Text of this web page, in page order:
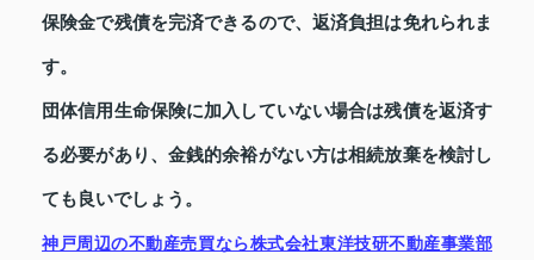
保険金で残債を完済できるので、返済負担は免れられま
す。
団体信用生命保険に加入していない場合は残債を返済す
る必要があり、金銭的余裕がない方は相続放棄を検討し
ても良いでしょう。
神戸周辺の不動産売買なら株式会社東洋技研不動産事業部